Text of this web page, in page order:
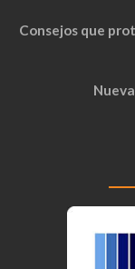
Consejos que